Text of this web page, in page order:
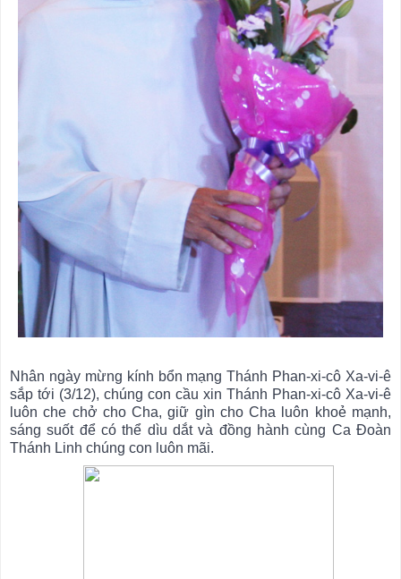
Nhân ngày mừng kính bổn mạng Thánh Phan-xi-cô Xa-vi-ê
sắp tới (3/12), chúng con cầu xin Thánh Phan-xi-cô Xa-vi-ê
luôn che chở cho Cha, giữ gìn cho Cha luôn khoẻ mạnh,
sáng suốt để có thể dìu dắt và đồng hành cùng Ca Đoàn
Thánh Linh chúng con luôn mãi.